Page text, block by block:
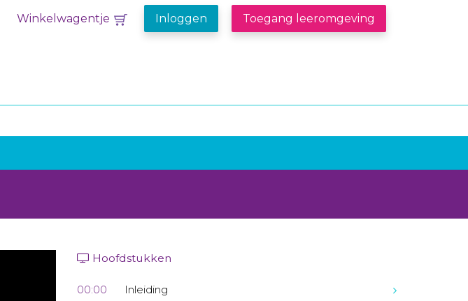
Winkelwagentje Inloggen Toegang leeromgeving
Hoofdstukken
00:00 Inleiding